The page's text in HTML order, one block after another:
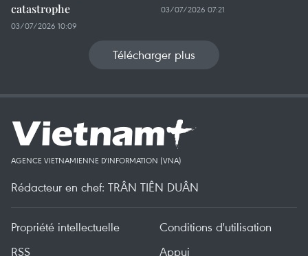
catastrophe
03/07/2026 10:09
03/07/2026 07:21
Télécharger plus
AGENCE VIETNAMIENNE D'INFORMATION (VNA)
Rédacteur en chef: TRÂN TIÊN DUÂN
Propriété intellectuelle
Conditions d'utilisation
RSS
Appui